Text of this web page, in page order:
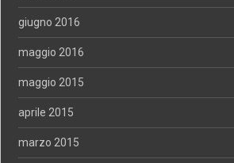
giugno 2016
maggio 2016
maggio 2015
aprile 2015
marzo 2015